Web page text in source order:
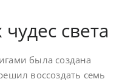
света
была создана
воссоздать семь